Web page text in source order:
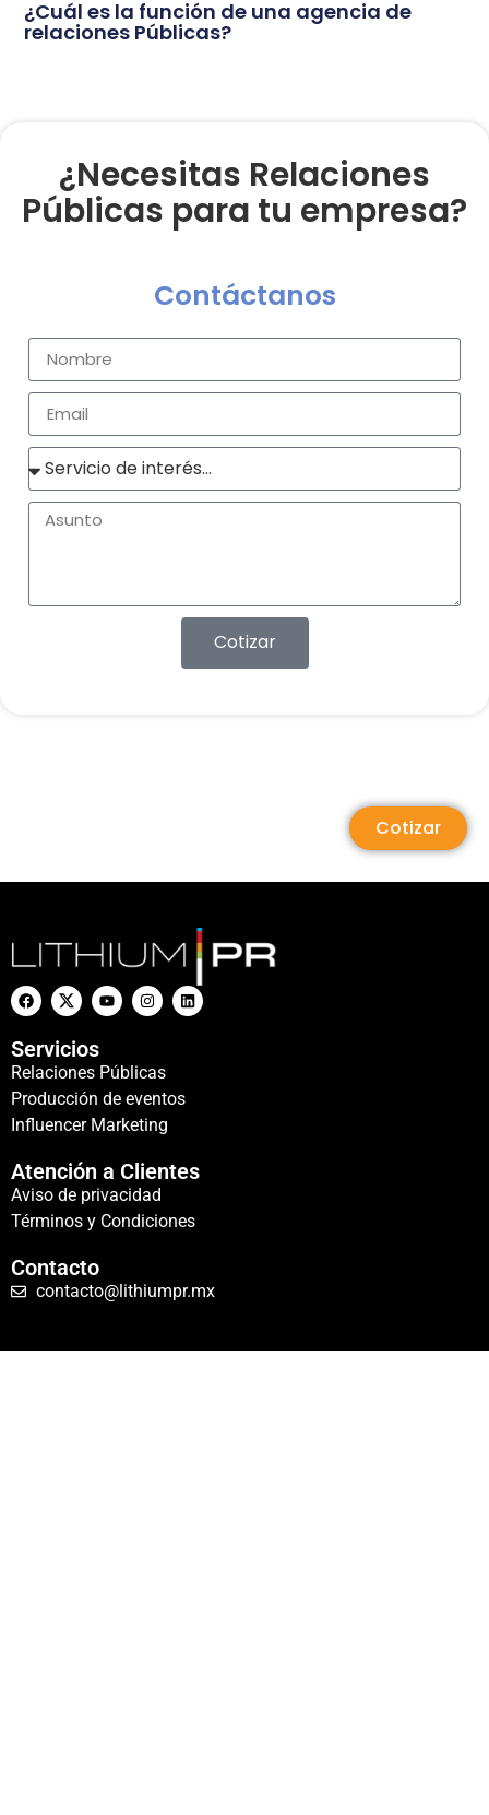
¿Cuál es la función de una agencia de
relaciones Públicas?
¿Necesitas Relaciones
Públicas para tu empresa?
Contáctanos
Cotizar
Cotizar
Servicios
Relaciones Públicas
Producción de eventos
Influencer Marketing
Atención a Clientes
Aviso de privacidad
Términos y Condiciones
Contacto
contacto@lithiumpr.mx